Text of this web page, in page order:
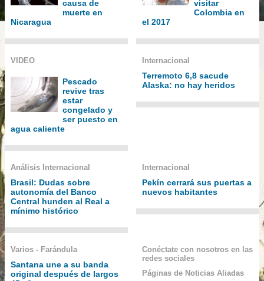
causa de
muerte en
Nicaragua
visitar
Colombia en
el 2017
VIDEO
Pescado
revive tras
estar
congelado y
ser puesto en
agua caliente
Internacional
Terremoto 6,8 sacude
Alaska: no hay heridos
Análisis Internacional
Brasil: Dudas sobre
autonomía del Banco
Central hunden al Real a
mínimo histórico
Internacional
Pekín cerrará sus puertas a
nuevos habitantes
Varios - Farándula
Santana une a su banda
original después de largos
Conéctate con nosotros en las
redes sociales
Páginas de Noticias Aliadas